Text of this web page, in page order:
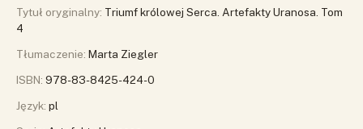
Tytuł oryginalny: Triumf królowej Serca. Artefakty Uranosa. Tom
4
Tłumaczenie: Marta Ziegler
ISBN: 978-83-8425-424-0
Język: pl